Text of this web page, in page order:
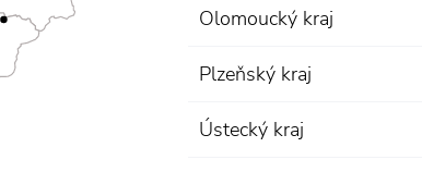
Olomoucký kraj
Plzeňský kraj
Ústecký kraj